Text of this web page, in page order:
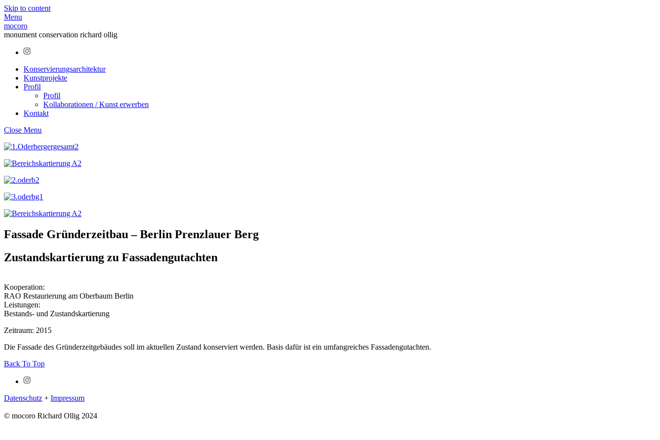
Skip to content
Menu
mocoro
monument conservation richard ollig
Konservierungsarchitektur
Kunstprojekte
Profil
Profil
Kollaborationen / Kunst erwerben
Kontakt
Close Menu
Fassade Gründerzeitbau – Berlin Prenzlauer Berg
Zustandskartierung zu Fassadengutachten
Kooperation:
RAO Restaurierung am Oberbaum Berlin
Leistungen:
Bestands- und Zustandskartierung
Zeitraum: 2015
Die Fassade des Gründerzeitgebäudes soll im aktuellen Zustand konserviert werden. Basis dafür ist ein umfangreiches Fassadengutachten.
Back To Top
Datenschutz + Impressum
© mocoro Richard Ollig 2024